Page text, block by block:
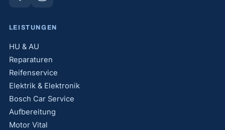
LEISTUNGEN
HU & AU
Reparaturen
Reifenservice
Elektrik & Elektronik
Bosch Car Service
Aufbereitung
Motor Vital